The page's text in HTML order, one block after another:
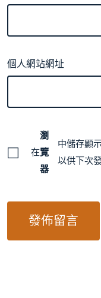
個人網站網址
在
瀏
覽
器
中儲存顯
以供下次